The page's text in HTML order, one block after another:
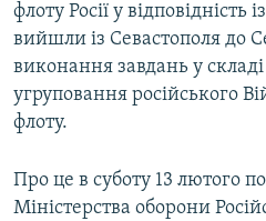
Усі сайти RFE/RL
флоту Росії у відповідність
вийшли із Севастополя до
виконання завдань у складі
угруповання російського
флоту.
Про це в суботу 13 лютого
Міністерства оборони